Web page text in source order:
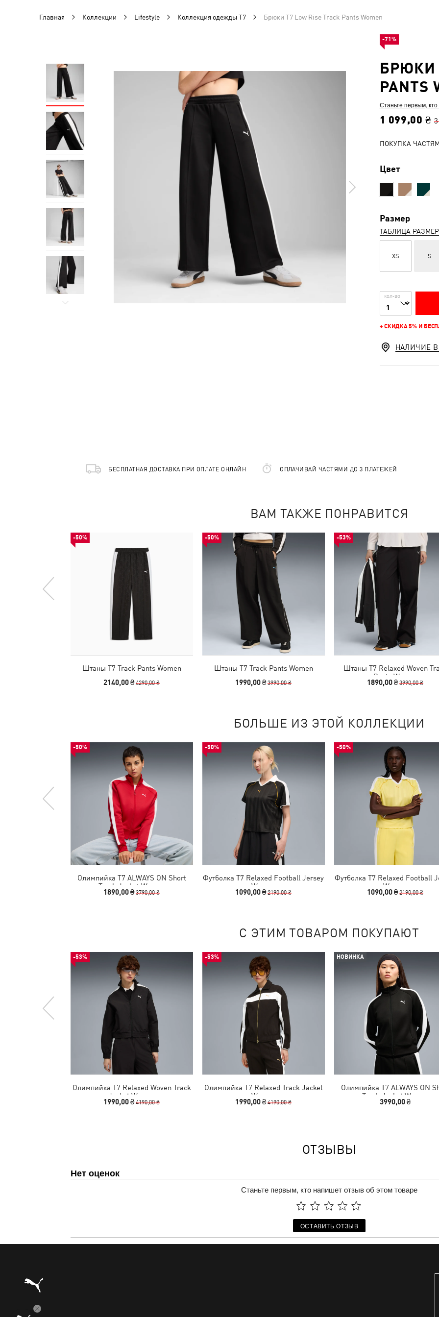
Главная Коллекции Lifestyle Коллекция одежды T7 Брюки T7 Low Rise Track Pants Women
БРЮКИ
PANTS
Станьте первым,
1 099,00 ₴
ПОКУПКА
Цвет
Размер
ТАБЛИЦА
XS S
КОЛ-ВО
+ СКИДКА 5% И
-71%
НАЛИЧИЕ
БЕСПЛАТНАЯ ДОСТАВКА ПРИ ОПЛАТЕ ОНЛАЙН ОПЛАЧИВАЙ ЧАСТЯМИ ДО 3 ПЛАТЕЖЕЙ
ВАМ ТАКЖЕ ПОНРАВИТСЯ
-50%
Штаны T7 Track Pants Women
2140,00 ₴4290,00 ₴
-50%
Штаны T7 Track Pants Women
1990,00 ₴3990,00 ₴
-53%
Штаны T7 Relaxed Woven
Pants Women
1890,00 ₴3990,00 ₴
БОЛЬШЕ ИЗ ЭТОЙ КОЛЛЕКЦИИ
-50%
Олимпийка T7 ALWAYS ON Short
Track Jacket Women
1890,00 ₴3790,00 ₴
-50%
Футболка T7 Relaxed Football Jersey
Women
1090,00 ₴2190,00 ₴
-50%
Футболка T7 Relaxed Football
Women
1090,00 ₴2190,00 ₴
С ЭТИМ ТОВАРОМ ПОКУПАЮТ
-53%
Олимпийка T7 Relaxed Woven Track
Jacket Women
1990,00 ₴4190,00 ₴
-53%
Олимпийка T7 Relaxed Track Jacket
Women
1990,00 ₴4190,00 ₴
НОВИНКА
Олимпийка T7 ALWAYS ON
Track Jacket Women
3990,00 ₴
ОТЗЫВЫ
Нет оценок
Станьте первым, кто напишет отзыв об этом товаре
ОСТАВИТЬ ОТЗЫВ